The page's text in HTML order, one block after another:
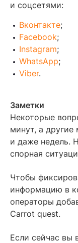
и соцсетями:
Вконтакте;
Facebook;
Instagram;
WhatsApp;
Viber.
Заметки
Некоторые
минут, а
и даже недель.
спорная
Чтобы
информацию в
операторы
Carrot quest.
Если сейчас вы